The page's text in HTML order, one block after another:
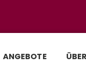
ANGEBOTE